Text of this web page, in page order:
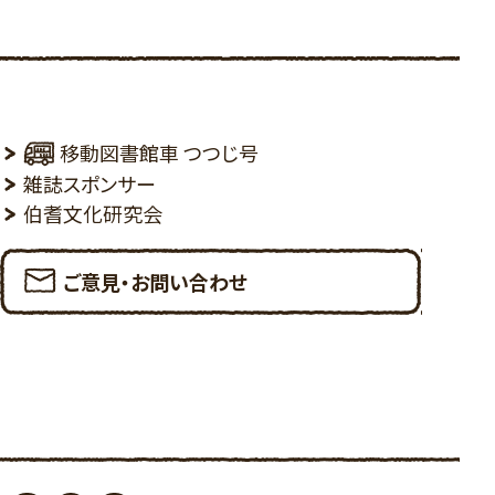
移動図書館車 つつじ号
雑誌スポンサー
伯耆文化研究会
ご意見・お問い合わせ